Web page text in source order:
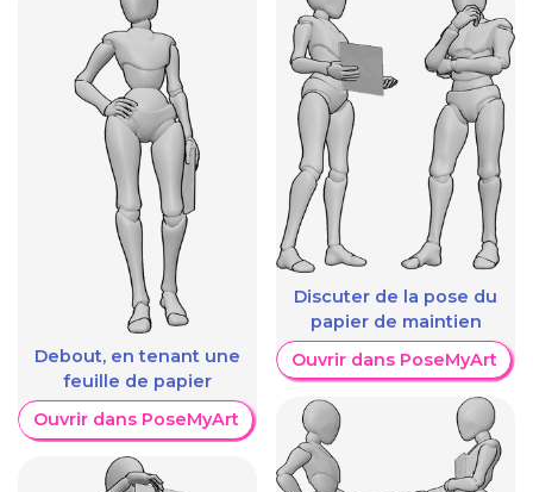
Debout, en tenant une
feuille de papier
Ouvrir dans PoseMyArt
Discuter de la pose du
papier de maintien
Ouvrir dans PoseMyArt